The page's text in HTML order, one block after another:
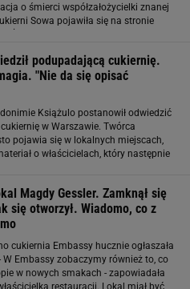
o śmierci współzałożycielki znanej
Sowa pojawiła się na stronie
podupadającą cukiernię.
"Nie da się opisać
Książulo postanowił odwiedzić
w Warszawie. Twórca
pojawia się w lokalnych miejscach,
o właścicielach, który następnie
Magdy Gessler. Zamknął się
się otworzył. Wiadomo, co z
cukiernia Embassy hucznie ogłaszała
W Embassy zobaczymy również to, co
w nowych smakach - zapowiadała
restauracji. Lokal miał być